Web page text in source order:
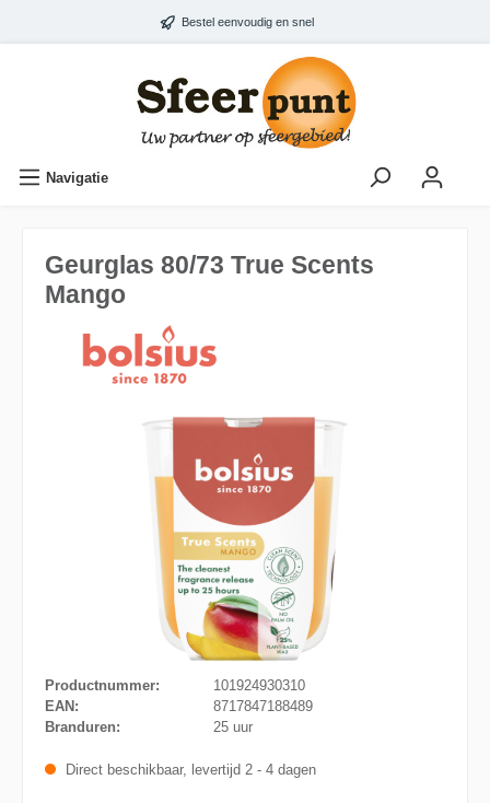
Bestel eenvoudig en snel
Navigatie
Geurglas 80/73 True Scents
Mango
Productnummer:
101924930310
EAN:
8717847188489
Branduren:
25 uur
Direct beschikbaar, levertijd 2 - 4 dagen